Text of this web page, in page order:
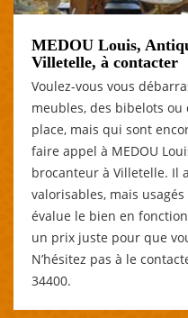
MEDOU Louis,
Villetelle, à contacter
Voulez-vous vous
meubles, des bibelots
place, mais qui sont
faire appel à MEDOU
brocanteur à Villetelle. Il
valorisables, mais
évalue le bien en
un prix juste pour que
N’hésitez pas à le
34400.